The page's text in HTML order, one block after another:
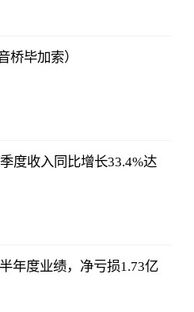
桥毕加索）
度收入同比增长33.4%达
年度业绩，净亏损1.73亿